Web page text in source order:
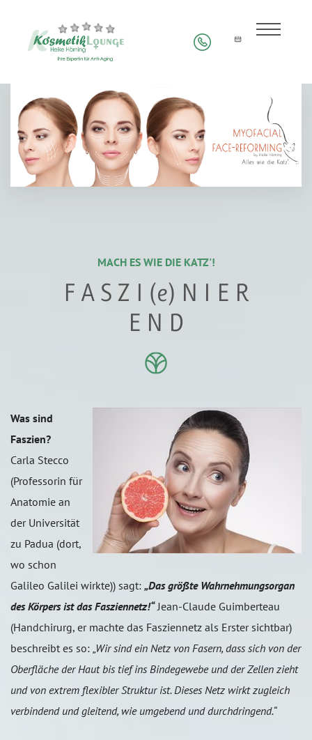
MACH ES WIE DIE KATZ'!
F A S Z I (e) N I E R
E N D
Was sind
Faszien?
Carla Stecco
(Professorin für
Anatomie an
der Universität
zu Padua (dort,
wo schon
Galileo Galilei wirkte)) sagt: „Das größte Wahrnehmungsorgan
des Körpers ist das Fasziennetz!“Jean-Claude Guimberteau
(Handchirurg, er machte das Fasziennetz als Erster sichtbar)
beschreibt es so: „Wir sind ein Netz von Fasern, dass sich von der
Oberfläche der Haut bis tief ins Bindegewebe und der Zellen zieht
und von extrem flexibler Struktur ist. Dieses Netz wirkt zugleich
verbindend und gleitend, wie umgebend und durchdringend.“